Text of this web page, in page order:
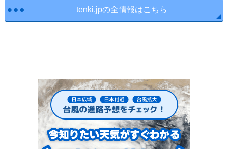
tenki.jpの全情報はこちら